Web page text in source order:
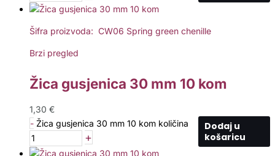
Šifra proizvoda: CW06 Spring green chenille
Brzi pregled
Žica gusjenica 30 mm 10 kom
1,30 €
- Žica gusjenica 30 mm 10 kom količina
+
Dodaj u
košaricu